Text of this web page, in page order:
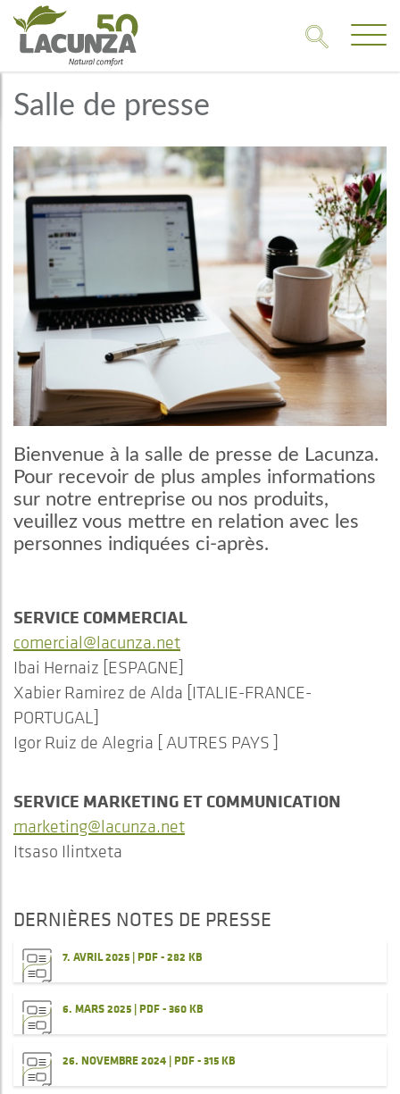
Salle de presse
Bienvenue à la salle de presse de Lacunza.
Pour recevoir de plus amples informations
sur notre entreprise ou nos produits,
veuillez vous mettre en relation avec les
personnes indiquées ci-après.
SERVICE COMMERCIAL
comercial@lacunza.net
Ibai Hernaiz [ESPAGNE]
Xabier Ramirez de Alda [ITALIE-FRANCE-
PORTUGAL]
Igor Ruiz de Alegria [ AUTRES PAYS ]
SERVICE MARKETING ET COMMUNICATION
marketing@lacunza.net
Itsaso Ilintxeta
DERNIÈRES NOTES DE PRESSE
7. AVRIL 2025 | PDF - 282 KB
6. MARS 2025 | PDF - 360 KB
26. NOVEMBRE 2024 | PDF - 315 KB